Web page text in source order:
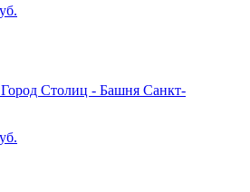
Столиц - Башня Санкт-